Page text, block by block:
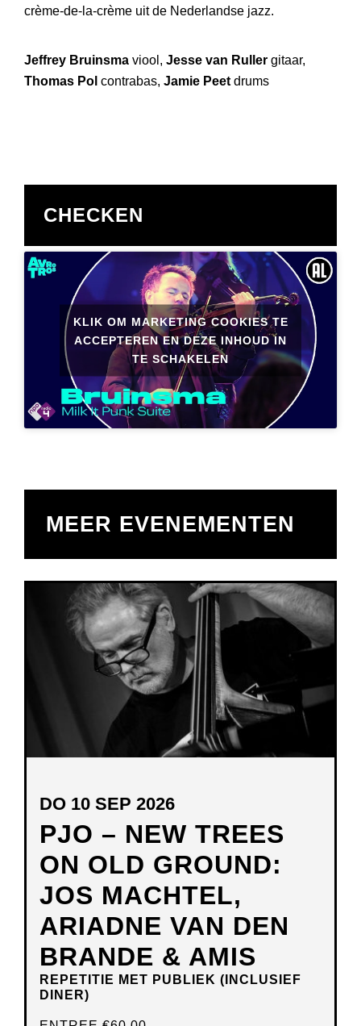
crème-de-la-crème uit de Nederlandse jazz.
Jeffrey Bruinsma viool, Jesse van Ruller gitaar,
Thomas Pol contrabas, Jamie Peet drums
CHECKEN
KLIK OM MARKETING COOKIES TE
ACCEPTEREN EN DEZE INHOUD IN
TE SCHAKELEN
MEER EVENEMENTEN
PJO – NEW TREES
ON OLD GROUND:
JOS MACHTEL,
ARIADNE VAN DEN
BRANDE & AMIS
REPETITIE MET PUBLIEK (INCLUSIEF
DINER)
DO 10 SEP 2026